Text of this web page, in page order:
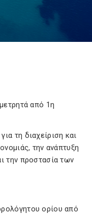
από 1η
τη διαχείριση και
την ανάπτυξη
την προστασία των
ορίου από